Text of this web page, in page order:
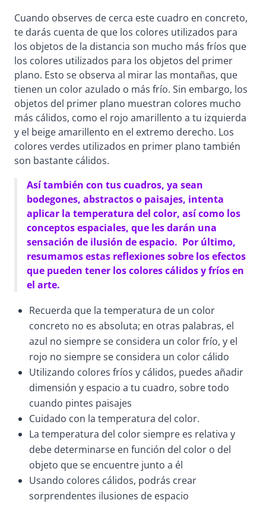
Cuando observes de cerca este cuadro en concreto,
te darás cuenta de que los colores utilizados para
los objetos de la distancia son mucho más fríos que
los colores utilizados para los objetos del primer
plano. Esto se observa al mirar las montañas, que
tienen un color azulado o más frío. Sin embargo, los
objetos del primer plano muestran colores mucho
más cálidos, como el rojo amarillento a tu izquierda
y el beige amarillento en el extremo derecho. Los
colores verdes utilizados en primer plano también
son bastante cálidos.
Así también con tus cuadros, ya sean
bodegones, abstractos o paisajes, intenta
aplicar la temperatura del color, así como los
conceptos espaciales, que les darán una
sensación de ilusión de espacio. Por último,
resumamos estas reflexiones sobre los efectos
que pueden tener los colores cálidos y fríos en
el arte.
Recuerda que la temperatura de un color
concreto no es absoluta; en otras palabras, el
azul no siempre se considera un color frío, y el
rojo no siempre se considera un color cálido
Utilizando colores fríos y cálidos, puedes añadir
dimensión y espacio a tu cuadro, sobre todo
cuando pintes paisajes
Cuidado con la temperatura del color.
La temperatura del color siempre es relativa y
debe determinarse en función del color o del
objeto que se encuentre junto a él
Usando colores cálidos, podrás crear
sorprendentes ilusiones de espacio